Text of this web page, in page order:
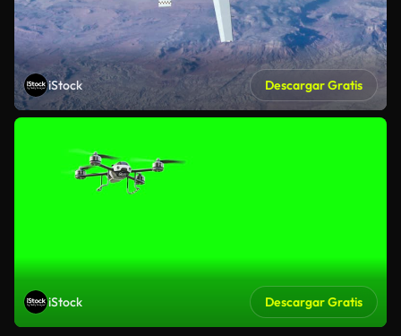
iStock Descargar Gratis
iStock Descargar Gratis